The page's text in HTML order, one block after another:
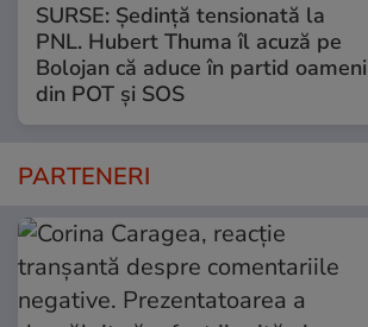
SURSE: Ședință tensionată la
PNL. Hubert Thuma îl acuză pe
Bolojan că aduce în partid oameni
din POT și SOS
PARTENERI